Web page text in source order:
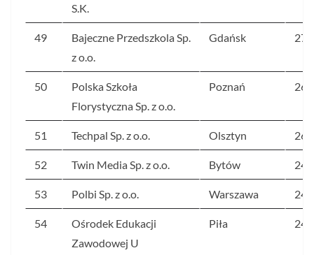
S.K.
49
Bajeczne Przedszkola Sp.
z o.o.
Gdańsk 270
50
Polska Szkoła
Florystyczna Sp. z o.o.
Poznań 267
51 Techpal Sp. z o.o. Olsztyn 261
52 Twin Media Sp. z o.o. Bytów 249
53 Polbi Sp. z o.o. Warszawa 246
54
Ośrodek Edukacji
Zawodowej U
Piła 244